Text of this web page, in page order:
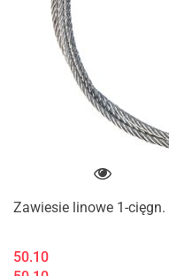
Zawiesie linowe 1-
50.10